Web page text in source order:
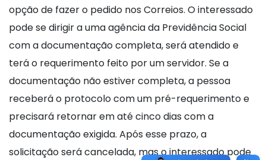
opção de fazer o pedido nos Correios. O interessado
pode se dirigir a uma agência da Previdência Social
com a documentação completa, será atendido e
terá o requerimento feito por um servidor. Se a
documentação não estiver completa, a pessoa
receberá o protocolo com um pré-requerimento e
precisará retornar em até cinco dias com a
documentação exigida. Após esse prazo, a
solicitação será cancelada, mas o interessado pode